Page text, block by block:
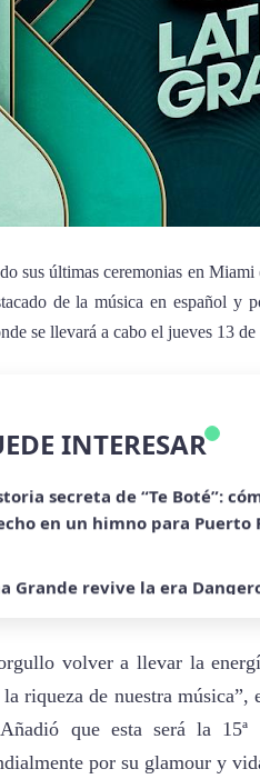
sus últimas ceremonias en
de la música en español y
se llevará a cabo el jueves 13
INTERESAR
en un himno para Puerto
Grande revive la era
álbum
anuncia película de su
Jackson y la canción
volver a llevar la
riqueza de nuestra
que esta será la
por su glamour y